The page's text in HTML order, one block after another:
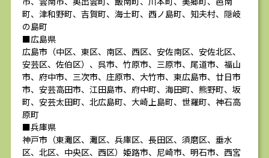
町、津和野町、吉賀町、海士町、西ノ島町、知夫村、隠岐
の島町
■広島県
広島市（中区、東区、南区、西区、安佐南区、安佐北区、
安芸区、佐伯区）、呉市、竹原市、三原市、尾道市、福山
市、府中市、三次市、庄原市、大竹市、東広島市、廿日市
市、安芸高田市、江田島市、府中町、海田町、熊野町、坂
町、安芸太田町、北広島町、大崎上島町、世羅町、神石高
原町
■兵庫県
神戸市（東灘区、灘区、兵庫区、長田区、須磨区、垂水
区、北区、中央区、西区）姫路市、尼崎市、明石市、西宮